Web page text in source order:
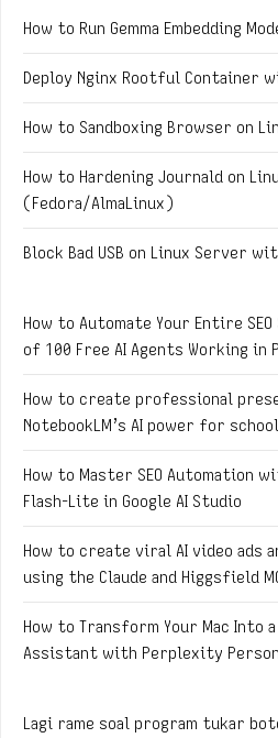
How to Run Gemma Embedding
Deploy Nginx Rootful Container
How to Sandboxing Browser on
How to Hardening Journald on
(Fedora/AlmaLinux)
Block Bad USB on Linux Server
How to Automate Your Entire
of 100 Free AI Agents Working in
How to create professional
NotebookLM’s AI power for
How to Master SEO Automation
Flash-Lite in Google AI Studio
How to create viral AI video ads
using the Claude and Higgsfield
How to Transform Your Mac Into
Assistant with Perplexity
Lagi rame soal program tukar